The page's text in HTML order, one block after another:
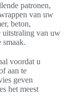
patronen,
van uw
beton,
uitstraling van uw
smaak.
voordat u
aan te
geven
het meest